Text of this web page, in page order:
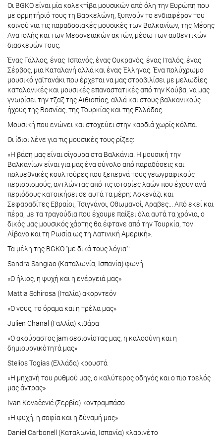
Οι BGKO είναι μία κολεκτίβα μουσικών από όλη την Ευρώπη που
με ορμητήριό τους τη Βαρκελώνη, ξυπνούν το ενδιαφέρον του
κοινού για τις παραδοσιακές μουσικές των Βαλκανίων, της Μέσης
Ανατολής και των Μεσογειακών ακτών, μέσω των αυθεντικών
διασκευών τους.
Ένας Γάλλος, ένας Ισπανός, ένας Ουκρανός, ένας Ιταλός, ένας
Σέρβος, μια Καταλανή αλλά και ένας Έλληνας. Ένα πολύχρωμο
μουσικό γαϊτανάκι που έρχεται να μας στροβιλίσει με μελωδίες
καταλανικές και μουσικές επαναστατικές από την Κούβα, να μας
γνωρίσει την τζαζ της Αιθιοπίας, αλλά και στους βαλκανικούς
ήχους της Βοσνίας, της Τουρκίας και της Ελλάδας.
Μουσική που ενώνει και στοχεύει στην καρδιά χωρίς κόλπα.
Οι ίδιοι λένε για τις μουσικές τους ρίζες:
«Η βάση μας είναι σίγουρα στα Βαλκάνια. Η μουσική την
Βαλκανίων είναι για μας ένα σύνολο από παραδόσεις και
πολυεθνικές κουλτούρες που ξεπερνά τους γεωγραφικούς
περιορισμούς, αντλώντας από τις ιστορίες λαών που έχουν ανά
περιόδους κατοικήσει σε αυτά τα μέρη: Ασκενάζι και
Σεφαραδίτες Εβραίοι, Τσιγγάνοι, Οθωμανοί, Αραβες... Από εκεί και
πέρα, με τα τραγούδια που έχουμε παίξει όλα αυτά τα χρόνια, ο
δικός μας μουσικός χάρτης θα έφτανε από την Τουρκία, τον
Λίβανο και τη Ρωσία ως τη Λατινική Αμερική».
Τα μέλη της BGKO "με δικά τους λόγια":
Sandra Sangiao (Καταλωνία, Ισπανία) φωνή
«Ο ήλιος, η ψυχή και η ενέργειά μας»
Mattia Schirosa (Ιταλία) ακορντεόν
«Ο νους, το όραμα και η τρέλα μας»
Julien Chanal (Γαλλία) κιθάρα
«Ο ακούραστος jam σεσιονίστας μας, η καλοσύνη και η
δημιουργικότητά μας»
Stelios Togias (Ελλάδα) κρουστά
«Η μηχανή του ρυθμού μας, ο καλύτερος οδηγός και ο πιο τρελός
μας άντρας»
Ivan Kovačević (Σερβία) κοντραμπάσο
«H ψυχή, η σοφία και η δύναμή μας»
Daniel Carbonell (Καταλωνία, Ισπανία) κλαρινέτο